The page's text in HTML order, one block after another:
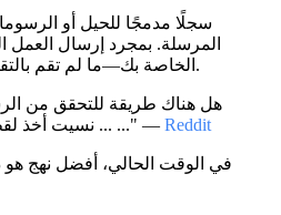
المرسلة. بمجرد إرسال العمل
الخاصة بك—ما لم تقم بالتقاط لقطة شاشة قبل الإرسال.
... نسيت أخذ لقطة شاشة قبل الإرسال ..." — Reddit
في الوقت الحالي، أفضل نهج